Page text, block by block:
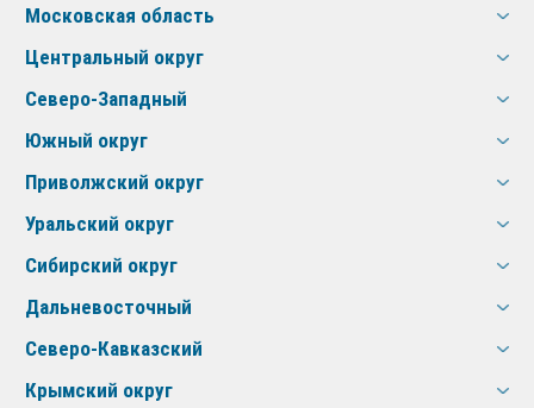
Московская область
Центральный округ
Северо-Западный
Южный округ
Приволжский округ
Уральский округ
Сибирский округ
Дальневосточный
Северо-Кавказский
Крымский округ